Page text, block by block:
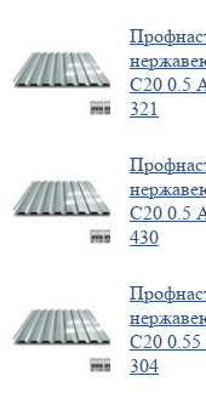
С20 0.5
321
С20 0.5
430
С20
304